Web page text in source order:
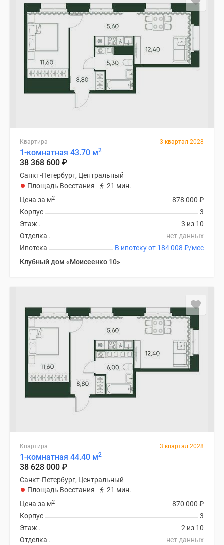
Квартира 3 квартал 2028
1-комнатная 43.70 м2
38 368 600 ₽
Санкт-Петербург, Центральный
Площадь Восстания
21 мин.
878 000 ₽
Цена за м2
3
Корпус
3 из 10
Этаж
нет данных
Отделка
В ипотеку от 184 008 ₽/мес
Ипотека
Клубный дом «Моисеенко 10»
Квартира 3 квартал 2028
1-комнатная 44.40 м2
38 628 000 ₽
Санкт-Петербург, Центральный
Площадь Восстания
21 мин.
870 000 ₽
Цена за м2
3
Корпус
2 из 10
Этаж
нет данных
Отделка